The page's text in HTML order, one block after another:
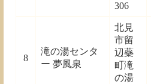
306
8
滝の湯センタ
ー 夢風泉
北見
市留
辺蘂
町滝
の湯